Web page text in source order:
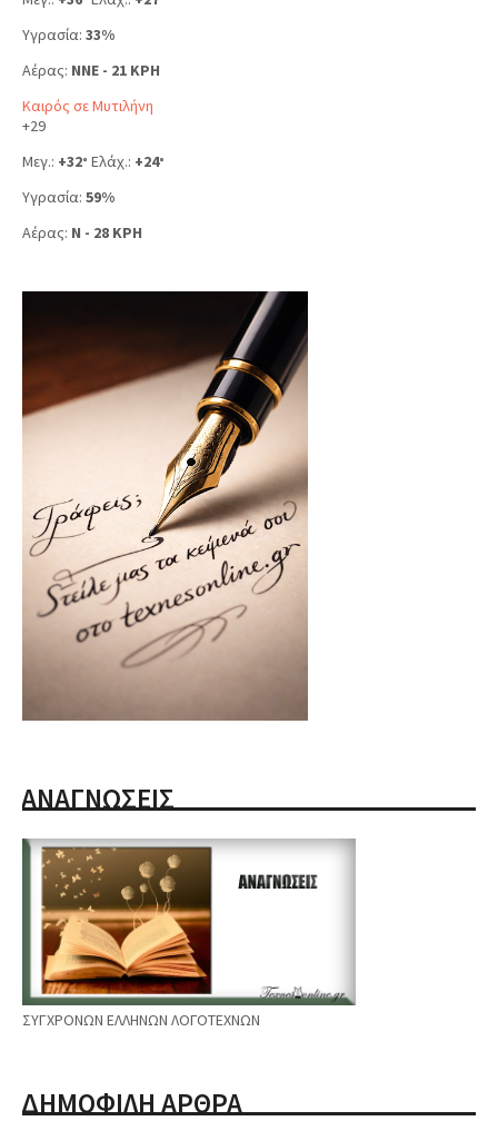
Υγρασία: 33%
Αέρας: NNE - 21 KPH
Καιρός σε Μυτιλήνη
+29
Μεγ.: +32° Ελάχ.: +24°
Υγρασία: 59%
Αέρας: N - 28 KPH
ΑΝΑΓΝΩΣΕΙΣ
ΣΥΓΧΡΟΝΩΝ ΕΛΛΗΝΩΝ ΛΟΓΟΤΕΧΝΩΝ
ΔΗΜΟΦΙΛΗ ΑΡΘΡΑ